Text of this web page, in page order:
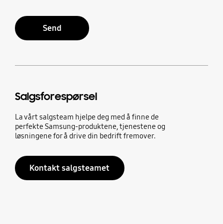
Send
Salgsforespørsel
La vårt salgsteam hjelpe deg med å finne de
perfekte Samsung-produktene, tjenestene og
løsningene for å drive din bedrift fremover.
Kontakt salgsteamet